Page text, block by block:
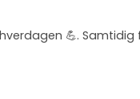
💪.